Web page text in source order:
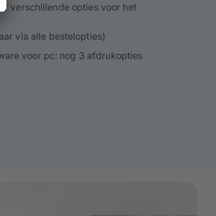
verschillende opties voor het
via alle bestelopties)
voor pc: nog 3 afdrukopties